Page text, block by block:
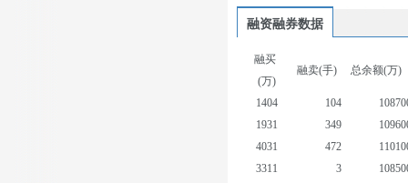
融资融券数据
融买
(万)
融卖(手) 总余额(万)
1404 104
1931
349
4031
472
3311
3